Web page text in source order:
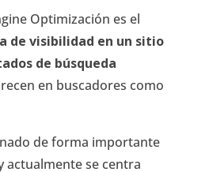
Optimización es el
de visibilidad en un sitio
de búsqueda
en buscadores como
de forma importante
actualmente se centra